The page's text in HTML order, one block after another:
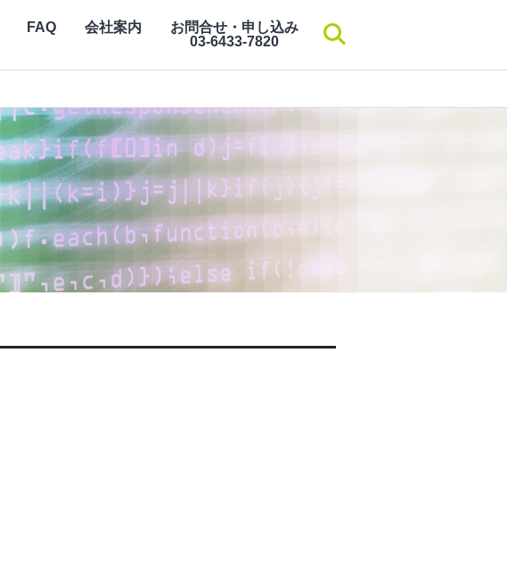
FAQ 会社案内
お問合せ・申し込み
03-6433-7820検索